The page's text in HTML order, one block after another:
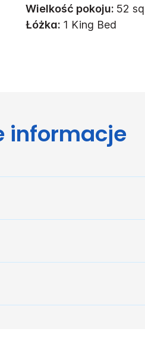
Wielkość pokoju: 52
Łóżka: 1 King Bed
informacje